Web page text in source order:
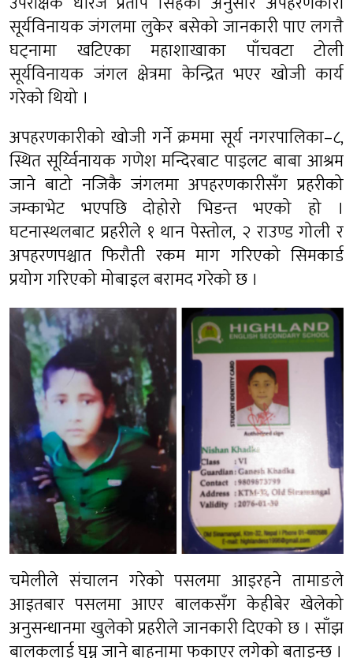
सूर्यविनायक जंगलमा लुकेर बसेको जानकारी पाए लगत्तै
घट्नामा खटिएका महाशाखाका पाँचवटा टोली
सूर्यविनायक जंगल क्षेत्रमा केन्द्रित भएर खोजी कार्य
गरेको थियो ।
अपहरणकारीको खोजी गर्ने क्रममा सूर्य नगरपालिका–८,
स्थित सूर्य्विनायक गणेश मन्दिरबाट पाइलट बाबा आश्रम
जाने बाटो नजिकै जंगलमा अपहरणकारीसँग प्रहरीको
जम्काभेट भएपछि दोहोरो भिडन्त भएको हो ।
घटनास्थलबाट प्रहरीले १ थान पेस्तोल, २ राउण्ड गोली र
अपहरणपश्चात फिरौती रकम माग गरिएको सिमकार्ड
प्रयोग गरिएको मोबाइल बरामद गरेको छ ।
चमेलीले संचालन गरेको पसलमा आइरहने तामाङले
आइतबार पसलमा आएर बालकसँग केहीबेर खेलेको
अनुसन्धानमा खुलेको प्रहरीले जानकारी दिएको छ । साँझ
बालकलाई घुम्न जाने बाहनामा फकाएर लगेको बताइन्छ ।